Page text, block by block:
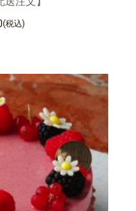
(税込)